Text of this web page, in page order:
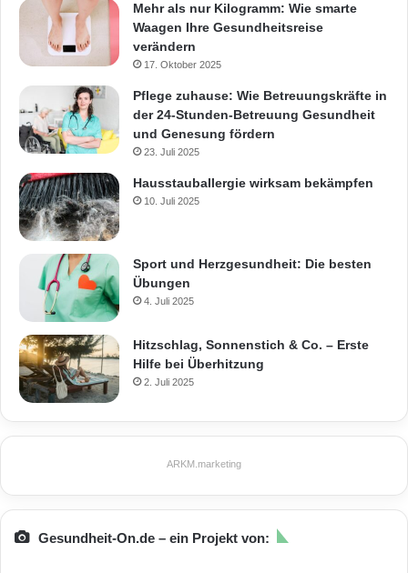
Mehr als nur Kilogramm: Wie smarte
Waagen Ihre Gesundheitsreise
verändern
17. Oktober 2025
Pflege zuhause: Wie Betreuungskräfte in
der 24-Stunden-Betreuung Gesundheit
und Genesung fördern
23. Juli 2025
Hausstauballergie wirksam bekämpfen
10. Juli 2025
Sport und Herzgesundheit: Die besten
Übungen
4. Juli 2025
Hitzschlag, Sonnenstich & Co. – Erste
Hilfe bei Überhitzung
2. Juli 2025
ARKM.marketing
Gesundheit-On.de – ein Projekt von: